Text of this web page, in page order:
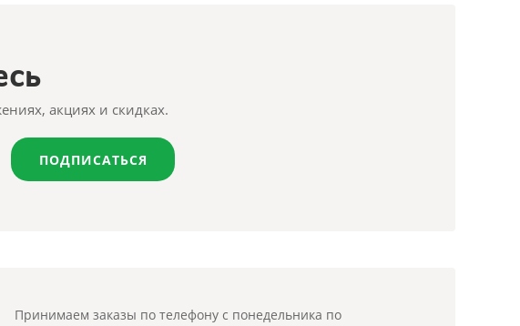
акциях и скидках.
ПОДПИСАТЬСЯ
Принимаем заказы по телефону с понедельника по